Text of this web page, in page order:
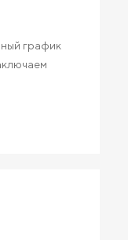
график